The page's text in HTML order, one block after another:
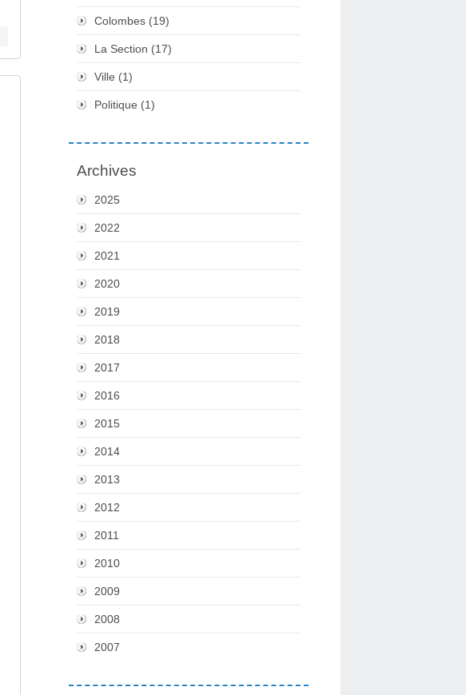
Colombes (19)
La Section (17)
Ville (1)
Politique (1)
Archives
2025
2022
2021
2020
2019
2018
2017
2016
2015
2014
2013
2012
2011
2010
2009
2008
2007